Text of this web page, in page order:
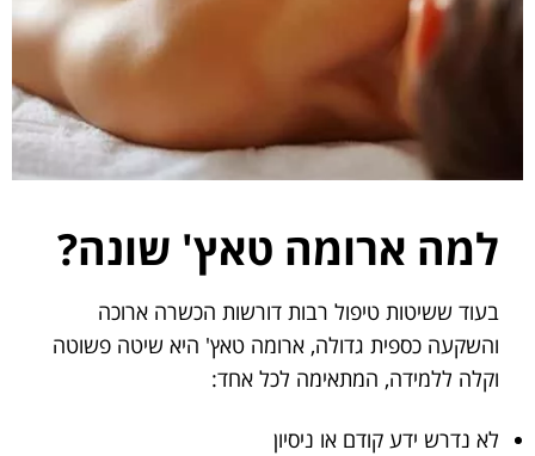
למה ארומה טאץ' שונה?
בעוד ששיטות טיפול רבות דורשות הכשרה ארוכה
והשקעה כספית גדולה, ארומה טאץ' היא שיטה פשוטה
וקלה ללמידה, המתאימה לכל אחד:
לא נדרש ידע קודם או ניסיון